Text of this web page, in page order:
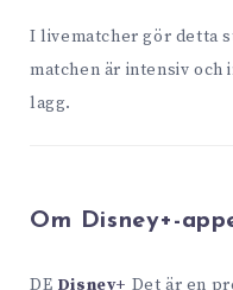
I livematcher gör detta
matchen är intensiv och
lagg.
Om Disney+-
DE Disney+ Det är en